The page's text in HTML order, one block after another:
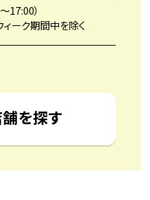
17:00）
ーク期間中を除く
を探す